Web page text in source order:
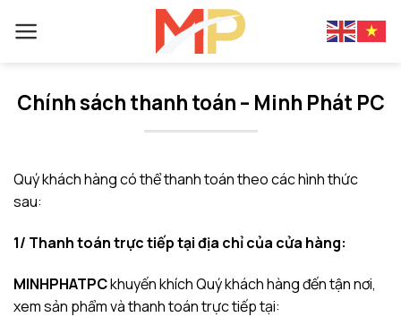
Chính sách thanh toán – Minh Phát PC
Quý khách hàng có thể thanh toán theo các hình thức
sau:
1/ Thanh toán trực tiếp tại địa chỉ của cửa hàng:
MINHPHATPCkhuyến khích Quý khách hàng đến tận nơi,
xem sản phẩm và thanh toán trực tiếp tại: